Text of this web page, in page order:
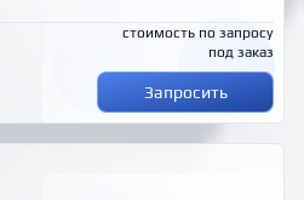
стоимость по запросу
под заказ
Запросить